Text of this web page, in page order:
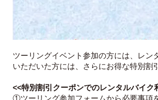
ツーリングイベント参加の方には、レン
いただいた方には、さらにお得な特別割
<<特別割引クーポンでのレンタルバイク
①ツーリング参加フォームから必要事項